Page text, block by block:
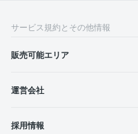
サービス規約とその他情報
販売可能エリア
運営会社
採用情報